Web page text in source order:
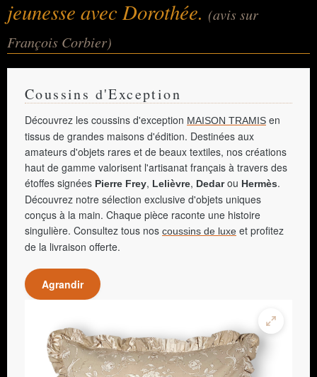
jeunesse avec Dorothée. (avis sur
François Corbier)
Coussins d'Exception
Découvrez les coussins d'exception MAISON TRAMIS en
tissus de grandes maisons d'édition. Destinées aux
amateurs d'objets rares et de beaux textiles, nos créations
haut de gamme valorisent l'artisanat français à travers des
étoffes signées Pierre Frey, Lelièvre, Dedarou Hermès.
Découvrez notre sélection exclusive d'objets uniques
conçus à la main. Chaque pièce raconte une histoire
singulière. Consultez tous nos coussins de luxe et profitez
de la livraison offerte.
Agrandir